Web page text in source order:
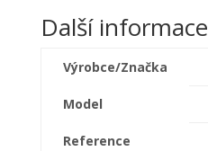
Další informace
Výrobce/Značka
Model
Reference